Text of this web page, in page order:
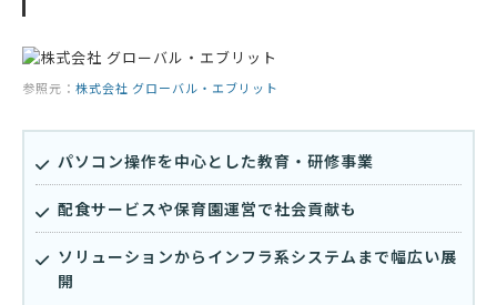
参照元： 株式会社 グローバル・エブリット
パソコン操作を中心とした教育・研修事業
配食サービスや保育園運営で社会貢献も
ソリューションからインフラ系システムまで幅広い展
開